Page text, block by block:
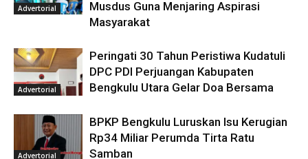
Advertorial
Musdus Guna Menjaring Aspirasi
Masyarakat
Advertorial
Peringati 30 Tahun Peristiwa Kudatuli
DPC PDI Perjuangan Kabupaten
Bengkulu Utara Gelar Doa Bersama
Advertorial
BPKP Bengkulu Luruskan Isu Kerugian
Rp34 Miliar Perumda Tirta Ratu
Samban